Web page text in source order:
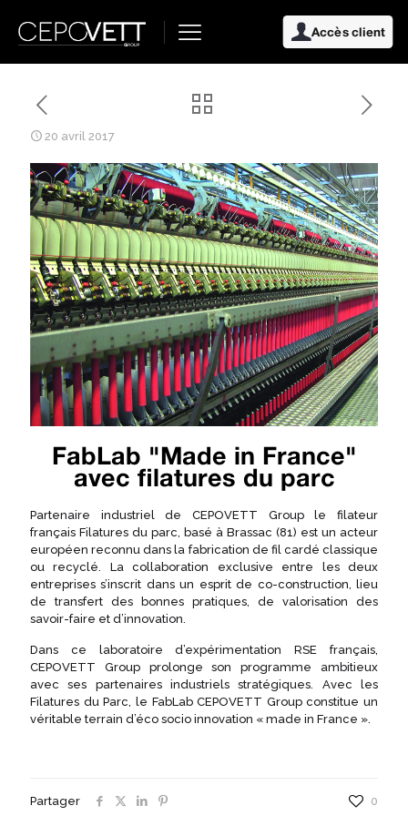
Accès client
20 avril 2017
FabLab "Made in France"
avec filatures du parc
Partenaire industriel de CEPOVETT Group le filateur
français Filatures du parc, basé à Brassac (81) est un acteur
européen reconnu dans la fabrication de fil cardé classique
ou recyclé. La collaboration exclusive entre les deux
entreprises s’inscrit dans un esprit de co-construction, lieu
de transfert des bonnes pratiques, de valorisation des
savoir-faire et d’innovation.
Dans ce laboratoire d’expérimentation RSE français,
CEPOVETT Group prolonge son programme ambitieux
avec ses partenaires industriels stratégiques. Avec les
Filatures du Parc, le FabLab CEPOVETT Group constitue un
véritable terrain d’éco socio innovation « made in France ».
Partager 0